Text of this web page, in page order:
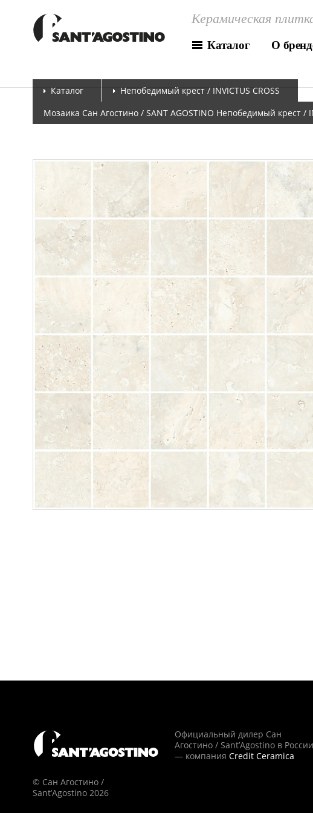
Керамическая
Каталог О
Каталог
Непобедимый крест / INVICTUS CROSS
Мозаика Сан Агостино / SANT AGOSTINO Непобедимый крест /
© Сан Агостино /
Sant’Agostino 2026
Официальный дилер Сан
Агостино / Sant’Agostino в России
— компания Credit Ceramica